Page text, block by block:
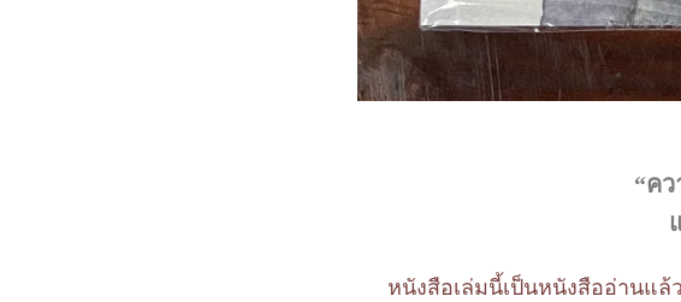
“ค
หนังสือเล่มนี้เป็นหนังสืออ่านแล้